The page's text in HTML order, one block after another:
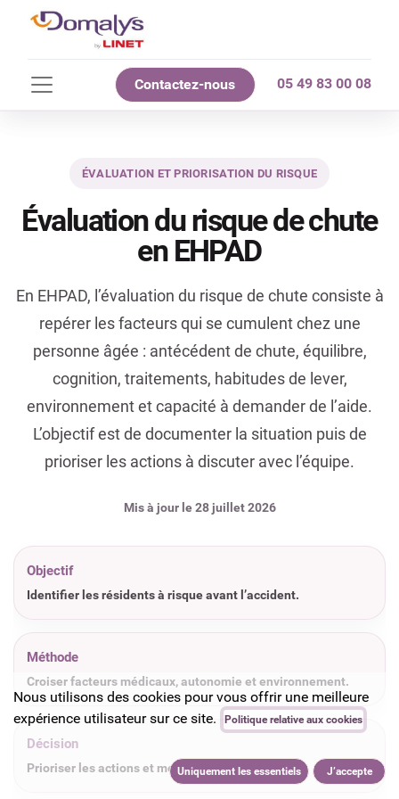
Contactez-nous 05 49 83 00 08
ÉVALUATION ET PRIORISATION DU RISQUE
Évaluation du risque de chute
en EHPAD
En EHPAD, l’évaluation du risque de chute consiste à
repérer les facteurs qui se cumulent chez une
personne âgée : antécédent de chute, équilibre,
cognition, traitements, habitudes de lever,
environnement et capacité à demander de l’aide.
L’objectif est de documenter la situation puis de
prioriser les actions à discuter avec l’équipe.
Mis à jour le 28 juillet 2026
Objectif
Identifier les résidents à risque avant l’accident.
Méthode
Croiser facteurs médicaux, autonomie et environnement.
Décision
Prioriser les actions et mesurer leur impact.
Nous utilisons des cookies pour vous offrir une meilleure
expérience utilisateur sur ce site.
Politique relative aux cookies
Uniquement les essentiels J’accepte